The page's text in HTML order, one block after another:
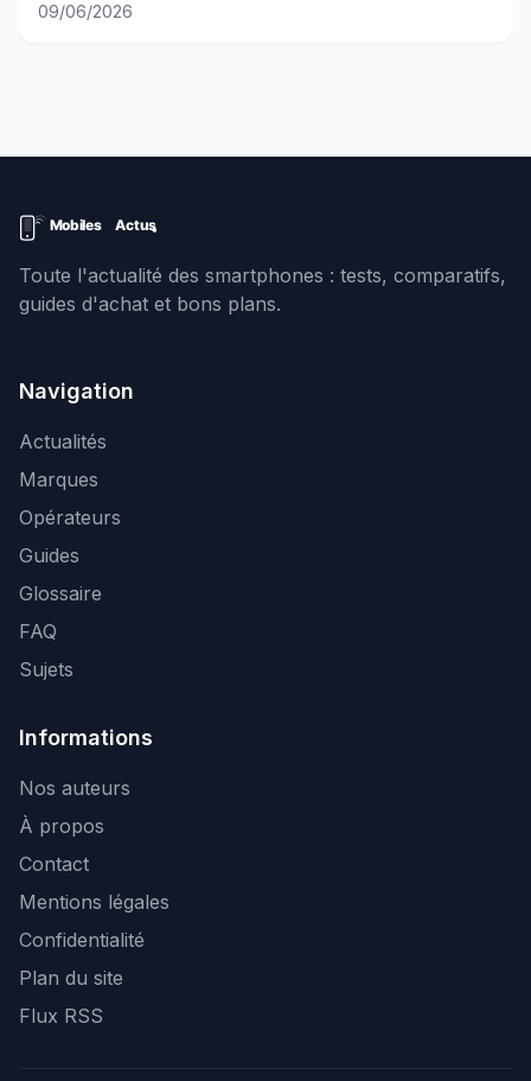
09/06/2026
Toute l'actualité des smartphones : tests, comparatifs,
guides d'achat et bons plans.
Navigation
Actualités
Marques
Opérateurs
Guides
Glossaire
FAQ
Sujets
Informations
Nos auteurs
À propos
Contact
Mentions légales
Confidentialité
Plan du site
Flux RSS